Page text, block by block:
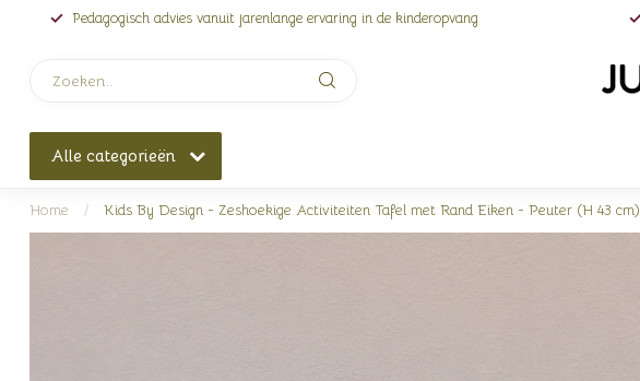
Pedagogisch advies vanuit jarenlange ervaring in de kinderopvang
Alle categorieën
Home / Kids By Design - Zeshoekige Activiteiten Tafel met Rand Eiken - Peuter (H 43 cm)